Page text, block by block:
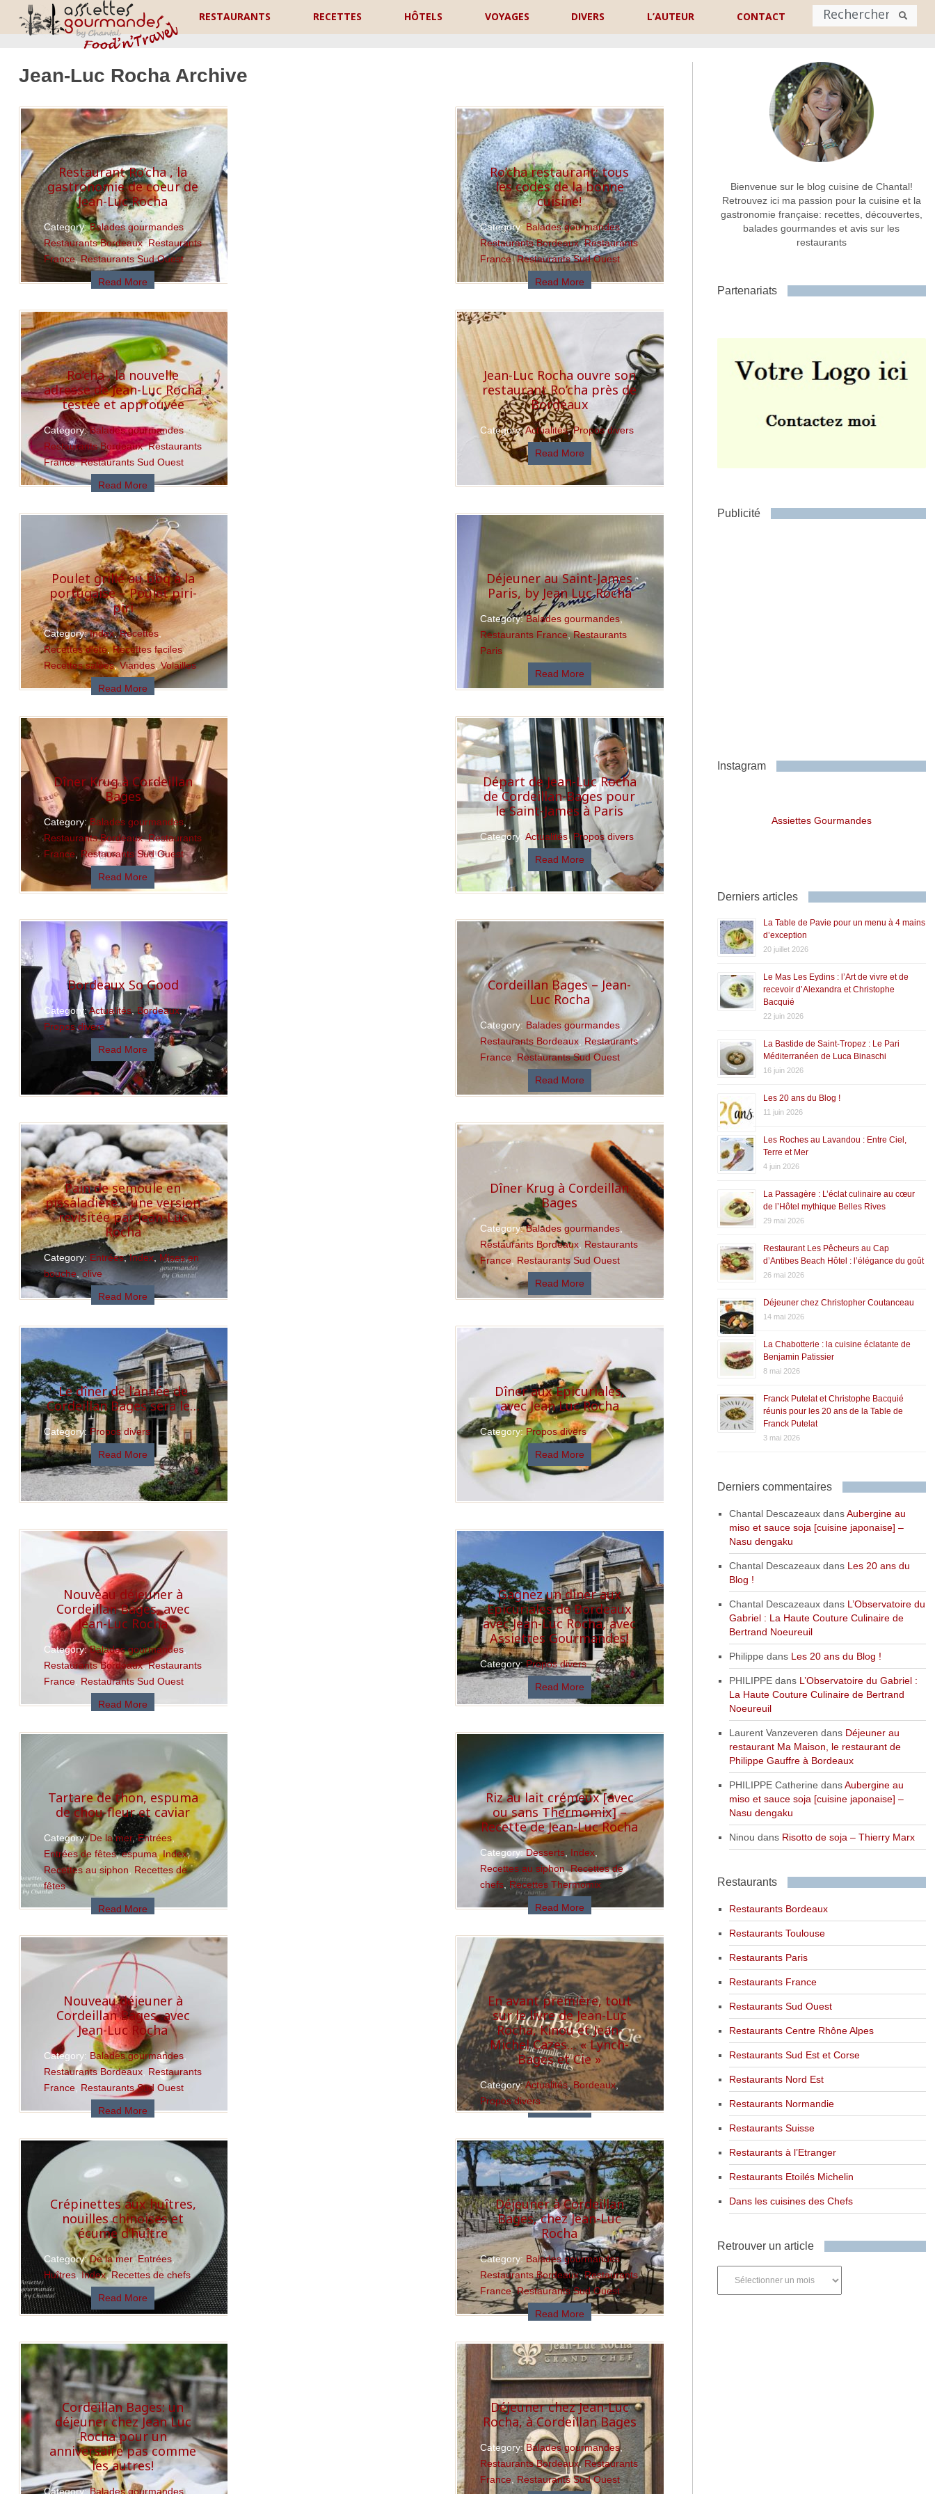
RESTAURANTS RECETTES HÔTELS VOYAGES DIVERS L’AUTEUR CONTACT
Prénom Nom
Adresse de contact
Commentaire ou message *
Jean-Luc Rocha Archive
Restaurant Ro’cha , la
gastronomie de coeur de
Jean-Luc Rocha
Category:Balades gourmandes,
Restaurants Bordeaux,Restaurants
France,Restaurants Sud Ouest
Read More
Ro’cha restaurant: tous
les codes de la bonne
cuisine!
Category:Balades gourmandes,
Restaurants Bordeaux,Restaurants
France,Restaurants Sud Ouest
Read More
Ro’cha , la nouvelle
adresse de Jean-Luc Rocha
testée et approuvée
Category:Balades gourmandes,
Restaurants Bordeaux,Restaurants
France,Restaurants Sud Ouest
Read More
Jean-Luc Rocha ouvre son
restaurant Ro’cha près de
Bordeaux
Category:Actualités,Propos divers
Read More
Poulet grillé au bbq à la
portugaise – Poulet piri-
piri
Category:Index,Recettes,
Recettes d'été,Recettes faciles,
Recettes salées,Viandes,Volailles
Read More
Déjeuner au Saint-James
Paris, by Jean Luc Rocha
Category:Balades gourmandes,
Restaurants France,Restaurants
Paris
Read More
Dîner Krug à Cordeillan
Bages
Category:Balades gourmandes,
Restaurants Bordeaux,Restaurants
France
Restaurants Sud Ouest
Read More
Départ de Jean-Luc Rocha
de Cordeillan-Bages pour
le Saint-James à Paris
Category:Actualités,Propos divers
Read More
Bordeaux So Good
Category:Actualités,Bordeaux,
Propos divers
Read More
Cordeillan Bages – Jean-
Luc Rocha
Category: Balades gourmandes
Restaurants Bordeaux Restaurants
France
Restaurants Sud Ouest
Read More
Pain de semoule en
pissaladière… une version
revisitée par Jean-Luc
Rocha
Category: Entrées,Index, Mises en
bouche ,olive
Read More
Dîner Krug à Cordeillan
Bages
Category:Balades gourmandes,
Restaurants Bordeaux Restaurants
France Restaurants Sud Ouest
Read More
Le dîner de l’année de
Cordeillan Bages sera le…
Category:Propos divers
Read More
Dîner aux Epicuriales,
avec Jean Luc Rocha
Category: Propos divers
Read More
Nouveau déjeuner à
Cordeillan Bages, avec
Jean-Luc Rocha
Category:Balades gourmandes,
Restaurants Bordeaux,Restaurants
France, Restaurants Sud Ouest
Read More
Gagnez un diner aux
Epicuriales de Bordeaux
avec Jean-Luc Rocha, avec
Assiettes Gourmandes!
Category:Propos divers
Read More
Tartare de thon, espuma
de chou-fleur et caviar
Category:De la mer,Entrées,
Entrées de fêtes,espuma,Index,
Recettes au siphon
Recettes de
fêtes
Read More
Riz au lait crémeux [avec
ou sans Thermomix] –
Recette de Jean-Luc Rocha
Category:Desserts Index
Recettes au siphon, Recettes de
chefs ,Recettes Thermomix
Read More
Nouveau déjeuner à
Cordeillan Bages, avec
Jean-Luc Rocha
Category: Balades gourmandes,
Restaurants Bordeaux, Restaurants
France, Restaurants Sud Ouest
Read More
En avant première, tout
sur le livre de Jean-Luc
Rocha, Kinou et Jean-
Michel Cazes… « Lynch-
Bages et Cie »
Category:Actualités,Bordeaux,
Propos divers
Crépinettes aux huîtres,
nouilles chinoises et
écume d’huître
Category:De la mer,Entrées,
Huîtres,Index,Recettes de chefs
Read More
Déjeuner à Cordeillan
Bages, chez Jean-Luc
Rocha
Category: Balades gourmandes,
Restaurants Bordeaux,Restaurants
France,Restaurants Sud Ouest
Read More
Cordeillan Bages: un
déjeuner chez Jean Luc
Rocha pour un
anniversaire pas comme
les autres!
Category:Balades gourmandes,
Déjeuner chez Jean-Luc
Rocha, à Cordeillan Bages
Category:Balades gourmandes ,
Restaurants Bordeaux,Restaurants
France ,Restaurants Sud Ouest
Bienvenue sur le blog cuisine de Chantal!
Retrouvez ici ma passion pour la cuisine et la
gastronomie française: recettes, découvertes,
balades gourmandes et avis sur les
restaurants
Partenariats
Publicité
Instagram
Assiettes Gourmandes
Derniers articles
La Table de Pavie pour un menu à 4 mains
d’exception
20 juillet 2026
Le Mas Les Eydins : l’Art de vivre et de
recevoir d’Alexandra et Christophe
Bacquié
22 juin 2026
La Bastide de Saint-Tropez : Le Pari
Méditerranéen de Luca Binaschi
16 juin 2026
Les 20 ans du Blog !
11 juin 2026
Les Roches au Lavandou : Entre Ciel,
Terre et Mer
4 juin 2026
La Passagère : L’éclat culinaire au cœur
de l’Hôtel mythique Belles Rives
29 mai 2026
Restaurant Les Pêcheurs au Cap
d’Antibes Beach Hôtel : l’élégance du goût
26 mai 2026
Déjeuner chez Christopher Coutanceau
14 mai 2026
La Chabotterie : la cuisine éclatante de
Benjamin Patissier
8 mai 2026
Franck Putelat et Christophe Bacquié
réunis pour les 20 ans de la Table de
Franck Putelat
3 mai 2026
Derniers commentaires
Chantal DescazeauxdansAubergine au
miso et sauce soja [cuisine japonaise] –
Nasu dengaku
Chantal Descazeauxdans Les 20 ans du
Blog !
Chantal Descazeauxdans L’Observatoire du
Gabriel : La Haute Couture Culinaire de
Bertrand Noeureuil
Philippe dans Les 20 ans du Blog !
PHILIPPEdans L’Observatoire du Gabriel :
La Haute Couture Culinaire de Bertrand
Noeureuil
Laurent Vanzeveren dans Déjeuner au
restaurant Ma Maison, le restaurant de
Philippe Gauffre à Bordeaux
PHILIPPE Catherine dansAubergine au
miso et sauce soja [cuisine japonaise] –
Nasu dengaku
Ninou dans Risotto de soja – Thierry Marx
Restaurants
Restaurants Bordeaux
Restaurants Toulouse
Restaurants Paris
Restaurants France
Restaurants Sud Ouest
Restaurants Centre Rhône Alpes
Restaurants Sud Est et Corse
Restaurants Nord Est
Restaurants Normandie
Restaurants Suisse
Restaurants à l’Etranger
Restaurants Etoilés Michelin
Dans les cuisines des Chefs
Retrouver un article